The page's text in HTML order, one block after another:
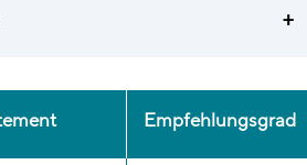
Empfehlungsgrad